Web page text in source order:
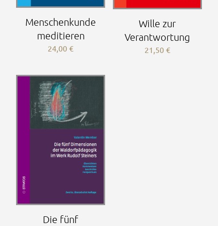
Menschenkunde
meditieren
24,00€
Wille zur
Verantwortung
21,50 €
Die fünf